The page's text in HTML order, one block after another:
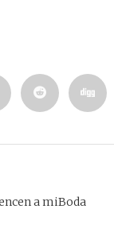
a miBoda